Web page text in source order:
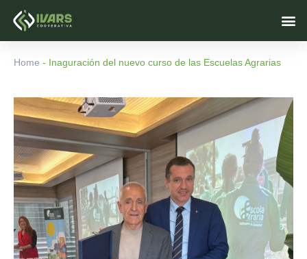
Home - Inaguración del nuevo curso de las Escuelas Agrarias